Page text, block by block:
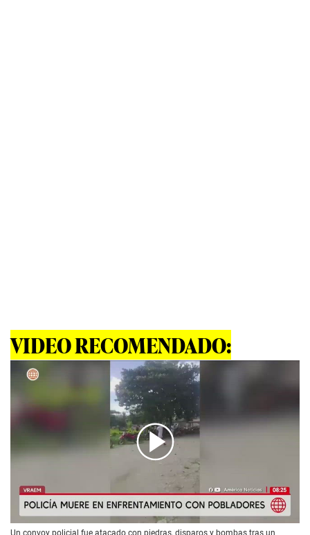
VIDEO RECOMENDADO:
00:00/01:16
Un convoy policial fue atacado con piedras, disparos y bombas tras un